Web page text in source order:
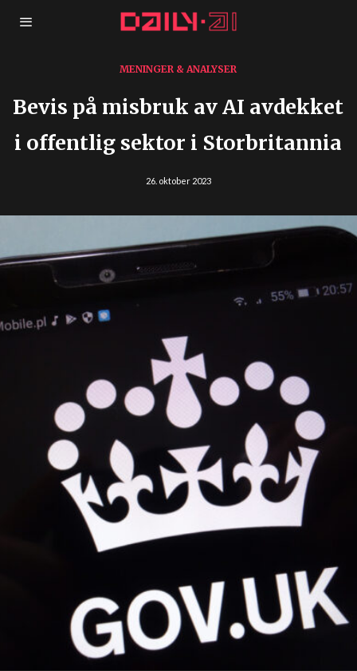
MENINGER & ANALYSER
Bevis på misbruk av AI avdekket
i offentlig sektor i Storbritannia
26. oktober 2023